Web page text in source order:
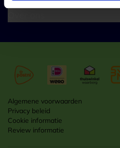
Algemene voorwaarden
Privacy beleid
Cookie informatie
Review informatie